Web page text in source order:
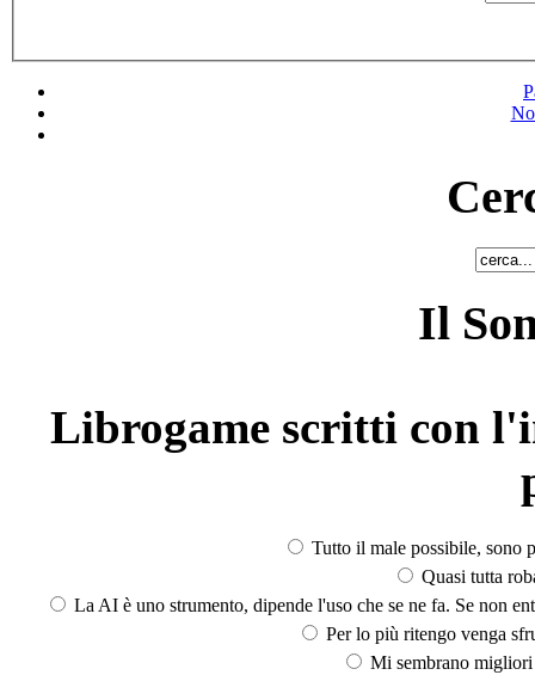
Il
Librogame scritti con
Tutto il male possibile, sono
Quasi tutta
La AI è uno strumento, dipende l'uso che se ne fa. Se non
Per lo più ritengo venga
Mi sembrano